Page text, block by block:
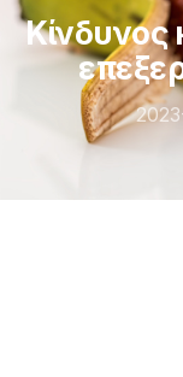
Κίνδυνος